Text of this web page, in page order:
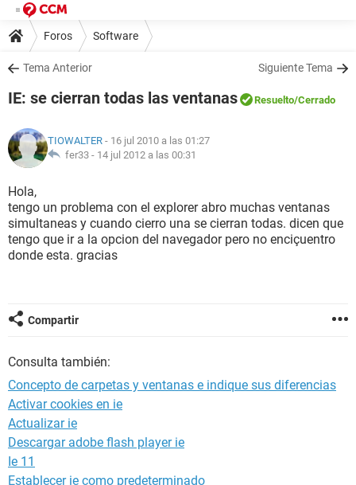
Foros Software
Tema Anterior Siguiente Tema
IE: se cierran todas las ventanas Resuelto/Cerrado
TIOWALTER - 16 jul 2010 a las 01:27
fer33 - 14 jul 2012 a las 00:31
Hola,
tengo un problema con el explorer abro muchas ventanas
simultaneas y cuando cierro una se cierran todas. dicen que
tengo que ir a la opcion del navegador pero no enciçuentro
donde esta. gracias
Compartir
Consulta también:
Concepto de carpetas y ventanas e indique sus diferencias
Activar cookies en ie
Actualizar ie
Descargar adobe flash player ie
Ie 11
Establecer ie como predeterminado